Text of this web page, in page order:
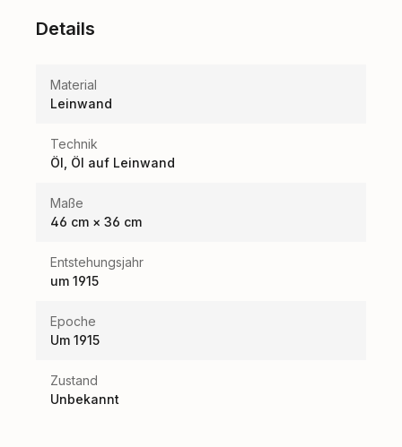
Details
Material
Leinwand
Technik
Öl, Öl auf Leinwand
Maße
46 cm × 36 cm
Entstehungsjahr
um 1915
Epoche
Um 1915
Zustand
Unbekannt